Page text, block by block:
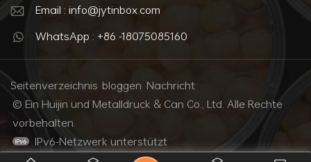
Email : info@jytinbox.com
WhatsApp : +86 -18075085160
Seitenverzeichnis bloggen Nachricht
© Ein Huijin und Metalldruck & Can Co., Ltd. Alle Rechte
vorbehalten.
IPv6-Netzwerk unterstützt